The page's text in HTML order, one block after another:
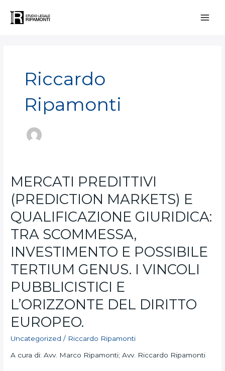
contenuto
Riccardo
Ripamonti
MERCATI PREDITTIVI
(PREDICTION MARKETS) E
QUALIFICAZIONE GIURIDICA:
TRA SCOMMESSA,
INVESTIMENTO E POSSIBILE
TERTIUM GENUS. I VINCOLI
PUBBLICISTICI E
L’ORIZZONTE DEL DIRITTO
EUROPEO.
Uncategorized / Riccardo Ripamonti
A cura di: Avv. Marco Ripamonti; Avv. Riccardo Ripamonti
MERCATI
PREDITTIVI
(PREDICTION
MARKETS)
E
QUALIFICAZIONE
GIURIDICA:
TRA
INVESTIMENTO
E
POSSIBILE
TERTIUM
VINCOLI
E
articoli